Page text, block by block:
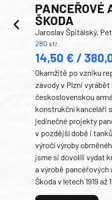
PANCEŘOVÉ
ŠKODA
Jaroslav Špitálský,
280 str.
14,50 € /
Okamžitě po vzniku
závody v Plzni
československou
konstrukční kanceláři
jedinečné projekty
v pozdější době i
výročí výroby
jsme si dovolili vydat
a výrobě
Škoda v letech 1919 až